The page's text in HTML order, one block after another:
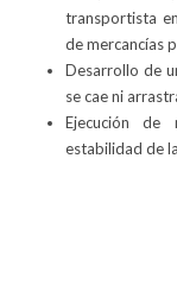
transportista
de mercancías
Desarrollo de
se cae ni
Ejecución de
estabilidad de